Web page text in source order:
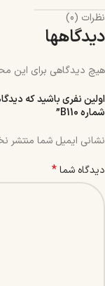
نظرات (0)
دیدگاهها
هیچ دیدگاهی برای این
اولین نفری باشید که
شماره B110”
نشانی ایمیل شما منتشر
دیدگاه شما*